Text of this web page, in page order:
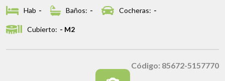
Hab - Baños: - Cocheras: -
Cubierto: - M2
Código: 85672-5157770